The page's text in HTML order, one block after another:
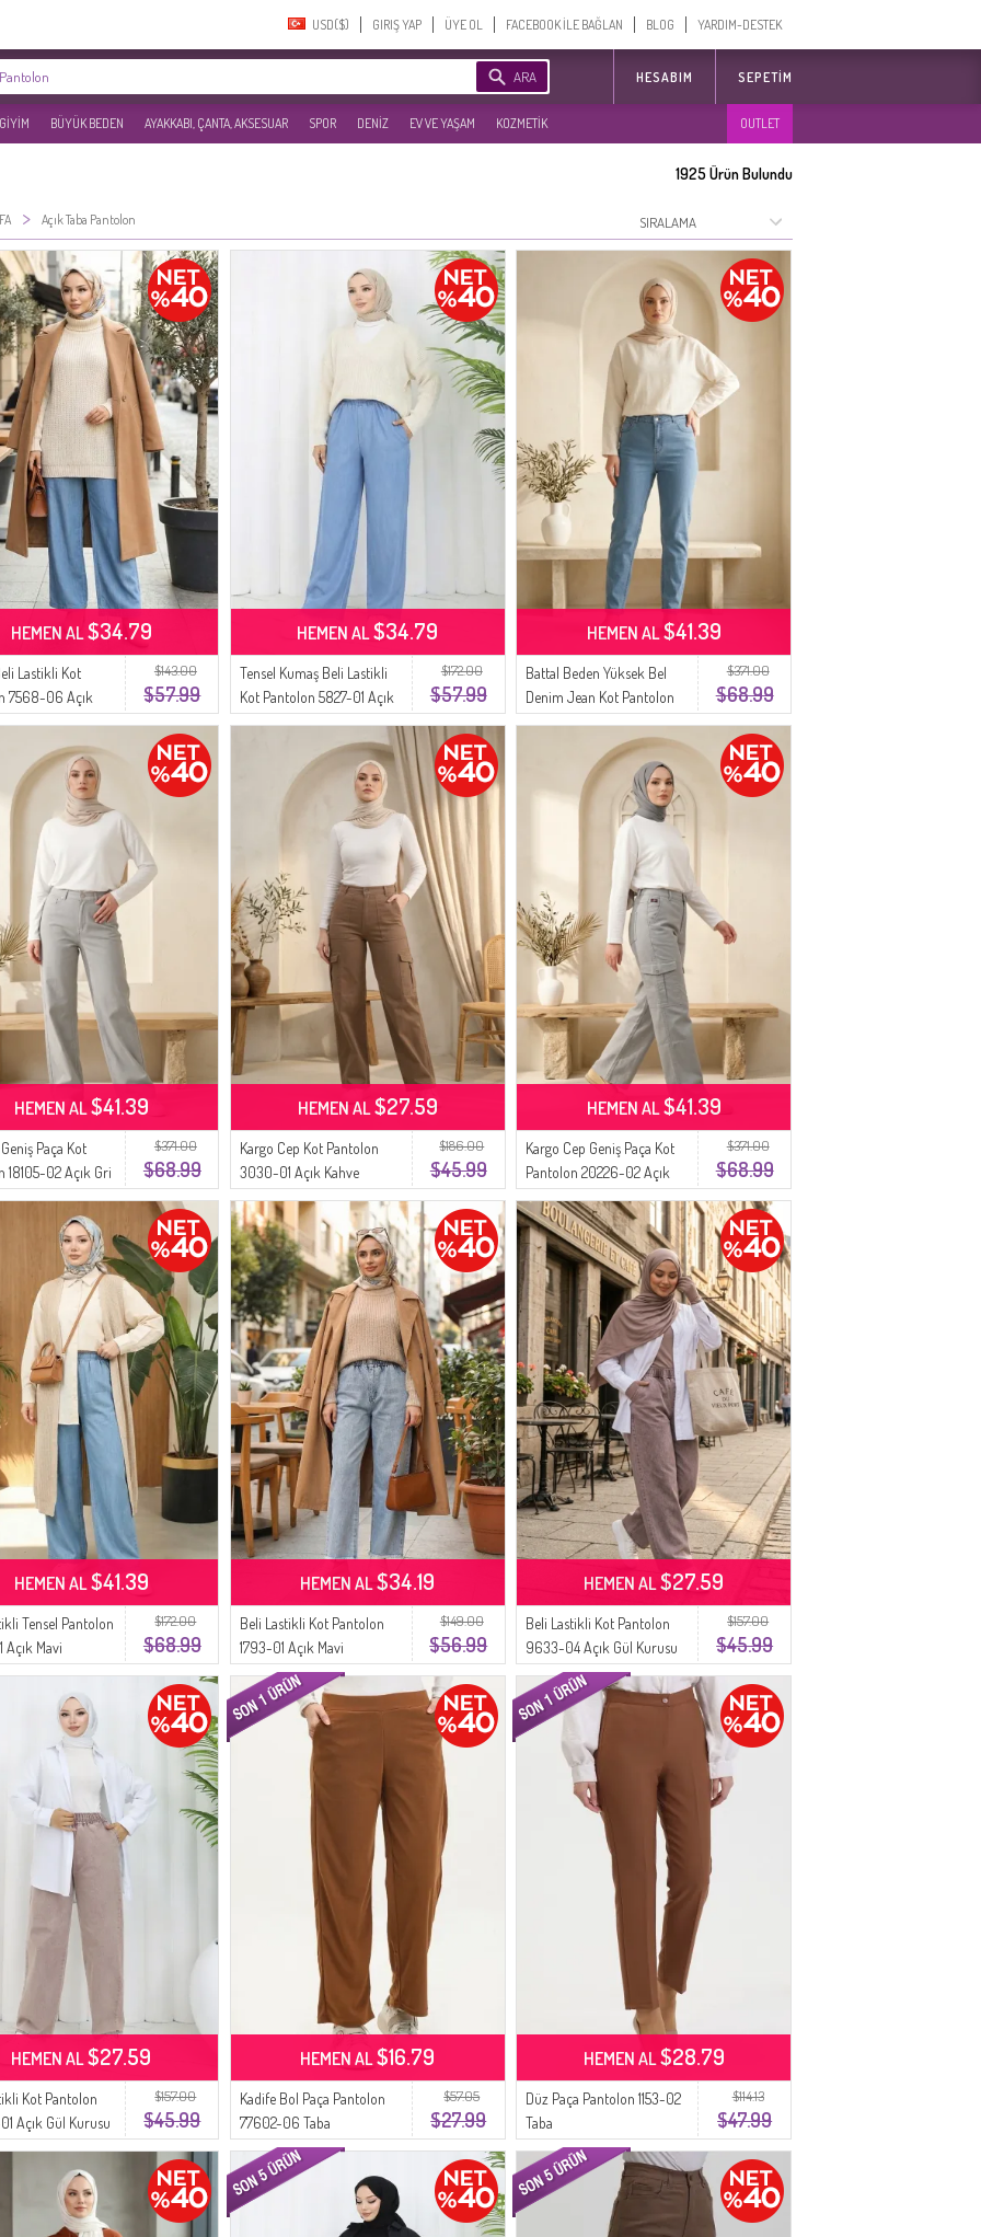
USD($)‎ GIRIŞ YAP ÜYE OL FACEBOOK İLE BAĞLAN BLOG YARDIM-DESTEK
ARA HESABIM SEPETIM
BÜYÜK BEDEN AYAKKABI, ÇANTA, AKSESUAR SPOR DENİZ EV VE YAŞAM KOZMETİK OUTLET
1925Ürün Bulundu
> Açık Taba Pantolon
$143.00
$57.99
Lastikli Kot
7568-06 Açık
HEMEN AL$34.79
$172.00
$57.99
Tensel Kumaş Beli Lastikli
Kot Pantolon 5827-01 Açık
Mavi
HEMEN AL$34.79
$371.00
$68.99
Battal Beden Yüksek Bel
Denim Jean Kot Pantolon
10226-01 Açık Mavi
HEMEN AL$41.39
$371.00
$68.99
Paça Kot
18105-02 Açık Gri
HEMEN AL$41.39
$186.00
$45.99
Kargo Cep Kot Pantolon
3030-01 Açık Kahve
HEMEN AL$27.59
$371.00
$68.99
Kargo Cep Geniş Paça Kot
Pantolon 20226-02 Açık
Gri
HEMEN AL$41.39
$172.00
$68.99
Tensel Pantolon
Mavi
HEMEN AL$41.39
$149.00
$56.99
Beli Lastikli Kot Pantolon
1793-01 Açık Mavi
HEMEN AL$34.19
$157.00
$45.99
Beli Lastikli Kot Pantolon
9633-04 Açık Gül Kurusu
HEMEN AL$27.59
$157.00
$45.99
Kot Pantolon
Açık Gül Kurusu
HEMEN AL$27.59
$57.05
$27.99
Kadife Bol Paça Pantolon
77602-06 Taba
HEMEN AL$16.79
$114.13
$47.99
Düz Paça Pantolon 1153-02
Taba
HEMEN AL$28.79